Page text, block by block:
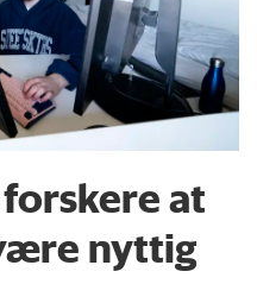
at
nyttig